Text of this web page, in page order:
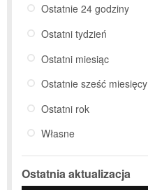
Ostatnie 24 godziny
Ostatni tydzień
Ostatni miesiąc
Ostatnie sześć miesięcy
Ostatni rok
Własne
Ostatnia aktualizacja